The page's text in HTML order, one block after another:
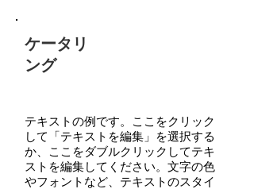
ケータリ
ング
テキストの例です。ここをクリック
して「テキストを編集」を選択する
か、ここをダブルクリックしてテキ
ストを編集してください。文字の色
やフォントなど、テキストのスタイ